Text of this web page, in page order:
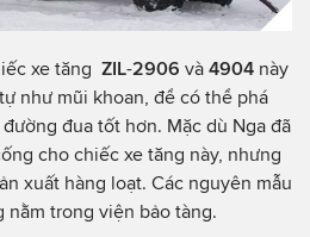
xe tăng ZIL-2906 và 4904 này
như mũi khoan, để có thể phá
đua tốt hơn. Mặc dù Nga đã
cho chiếc xe tăng này, nhưng
xuất hàng loạt. Các nguyên mẫu
nằm trong viện bảo tàng.